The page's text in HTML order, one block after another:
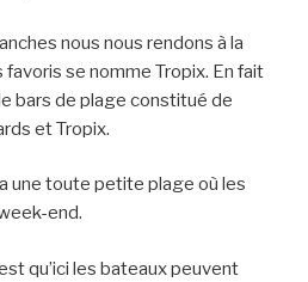
nous nous rendons à la
favoris se nomme Tropix. En fait
bars de plage constitué de
et Tropix.
une toute petite plage où les
end.
qu’ici les bateaux peuvent